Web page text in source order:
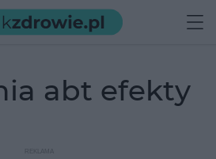
abt efekty